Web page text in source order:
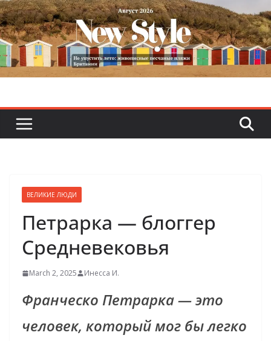
Skip
to
content
ВЕЛИКИЕ ЛЮДИ
Петрарка — блоггер
Средневековья
March 2, 2025 Инесса И.
Франческо Петрарка — это
человек, который мог бы легко